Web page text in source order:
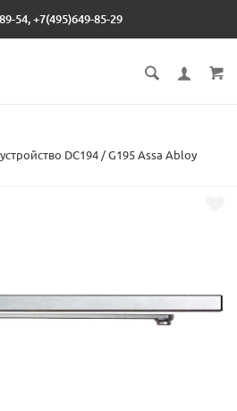
54, +7(495)649-85-29
DC194 / G195 Assa Abloy